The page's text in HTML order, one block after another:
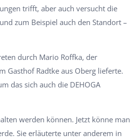
trifft, aber auch versucht die
zum Beispiel auch den Standort –
durch Mario Roffka, der
Gasthof Radtke aus Oberg lieferte.
das sich auch die DEHOGA
werden können. Jetzt könne man
Sie erläuterte unter anderem in